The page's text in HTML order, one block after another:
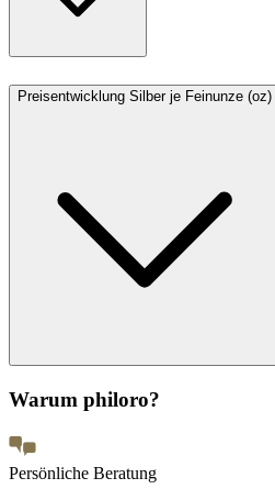
Preisentwicklung Silber je Feinunze (oz)
Warum philoro?
Persönliche Beratung